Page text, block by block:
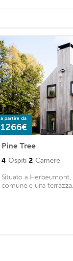
a partire da
1266€
Pine Tree
4 Ospiti 2 Camere
Situato a Herbeumont,
comune e una